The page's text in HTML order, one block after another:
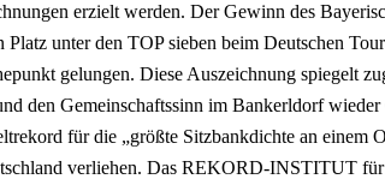
erzielt werden. Der Gewinn des
Platz unter den TOP sieben beim Deutschen
gelungen. Diese Auszeichnung spiegelt
den Gemeinschaftssinn im Bankerldorf
für die „größte Sitzbankdichte an einem
verliehen. Das REKORD-INSTITUT